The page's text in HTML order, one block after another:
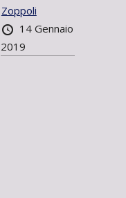
Zoppoli
14 Gennaio
2019